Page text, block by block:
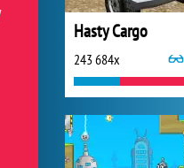
Hasty Cargo
243 684x